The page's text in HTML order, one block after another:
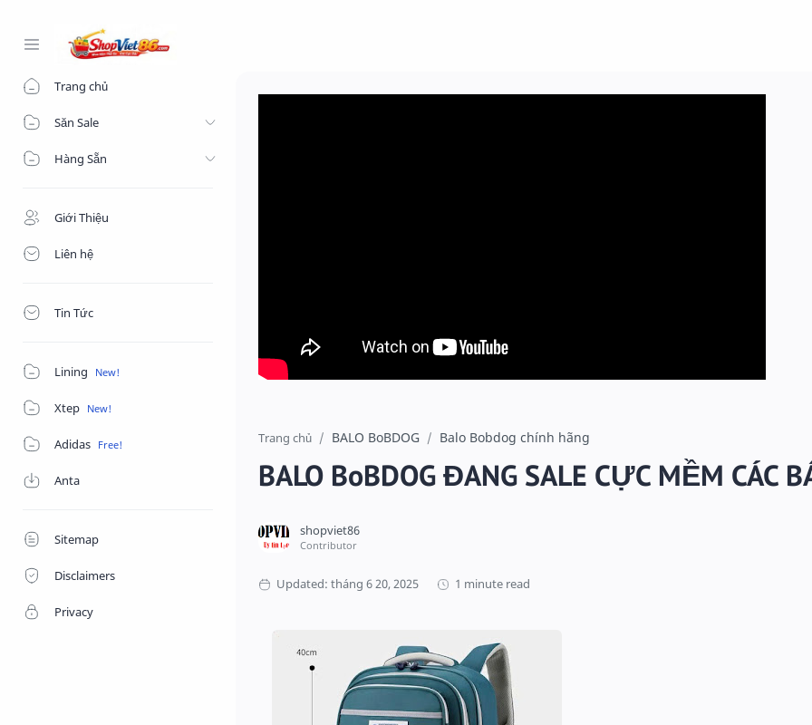
Trang chủ
Săn Sale
Hàng Sẵn
Giới Thiệu
Liên hệ
Tin Tức
Lining
Xtep
Adidas
Anta
Sitemap
Disclaimers
Privacy
Trang chủ BALO BoBDOG Balo Bobdog chính hãng
BALO BoBDOG ĐANG SALE CỰC MỀM CÁC
1 minute read